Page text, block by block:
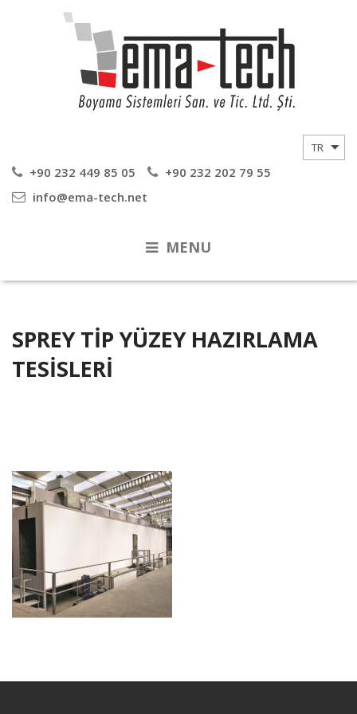
+90 232 449 85 05
+90 232 202 79 55
info@ema-tech.net
MENU
SPREY TIP YÜZEY HAZIRLAMA
TESISLERI